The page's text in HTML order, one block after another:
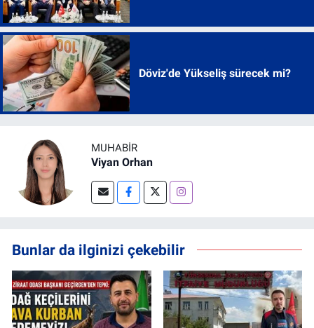
Döviz'de Yükseliş sürecek mi?
MUHABIR
Viyan Orhan
Bunlar da ilginizi çekebilir